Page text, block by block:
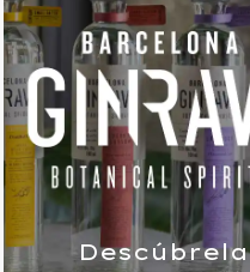
Descúbrela